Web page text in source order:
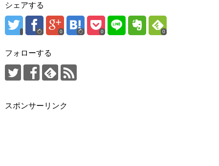
シェアする
0 0 0
フォローする
スポンサーリンク